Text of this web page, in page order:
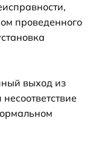
проведенного
выход из